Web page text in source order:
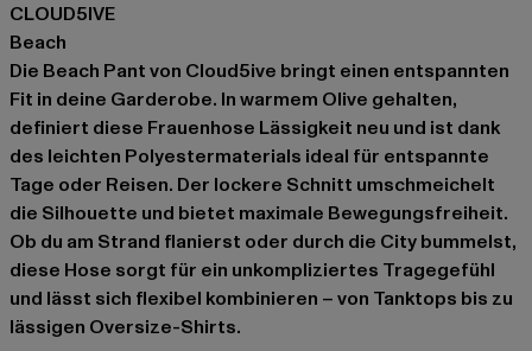
CLOUD5IVE
Beach
Die Beach Pant von Cloud5ive bringt einen entspannten
Fit in deine Garderobe. In warmem Olive gehalten,
definiert diese Frauenhose Lässigkeit neu und ist dank
des leichten Polyestermaterials ideal für entspannte
Tage oder Reisen. Der lockere Schnitt umschmeichelt
die Silhouette und bietet maximale Bewegungsfreiheit.
Ob du am Strand flanierst oder durch die City bummelst,
diese Hose sorgt für ein unkompliziertes Tragegefühl
und lässt sich flexibel kombinieren – von Tanktops bis zu
lässigen Oversize-Shirts.